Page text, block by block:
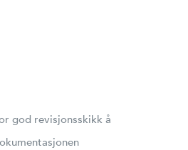
god revisjonsskikk å